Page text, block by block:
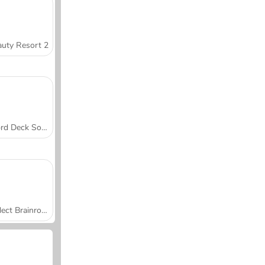
Resort 2
Word Deck Solitaire
Collect Brainrot Arena